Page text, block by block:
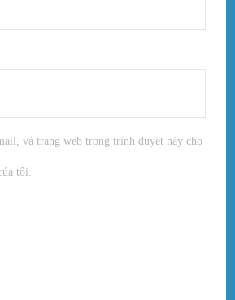
và trang web trong trình duyệt này cho
tôi.